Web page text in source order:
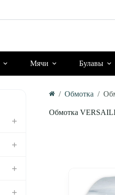
Мячи Булавы
/ Обмотка /
Обмотка